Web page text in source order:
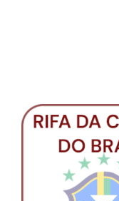
ESGOTADO